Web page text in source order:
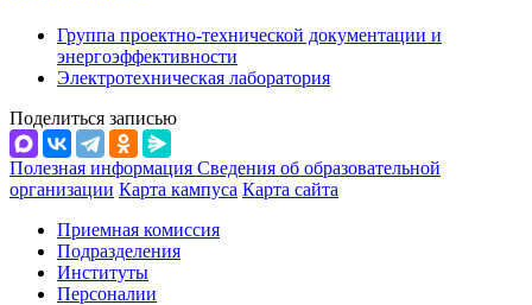
Группа проектно-технической документации и
энергоэффективности
Электротехническая лаборатория
Поделиться записью
Полезная информация Сведения об образовательной
организации Карта кампуса Карта сайта
Приемная комиссия
Подразделения
Институты
Персоналии